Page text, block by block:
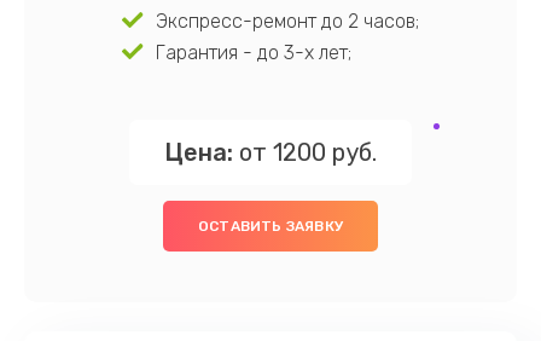
Экспресс-ремонт до 2 часов;
Гарантия - до 3-х лет;
Цена: от 1200 руб.
ОСТАВИТЬ ЗАЯВКУ